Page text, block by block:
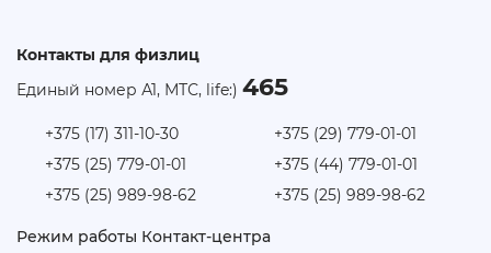
Контакты для физлиц
Единый номер А1, МТС, life:) 465
+375 (17) 311-10-30
+375 (29) 779-01-01
+375 (25) 779-01-01
+375 (44) 779-01-01
+375 (25) 989-98-62
+375 (25) 989-98-62
Режим работы Контакт-центра